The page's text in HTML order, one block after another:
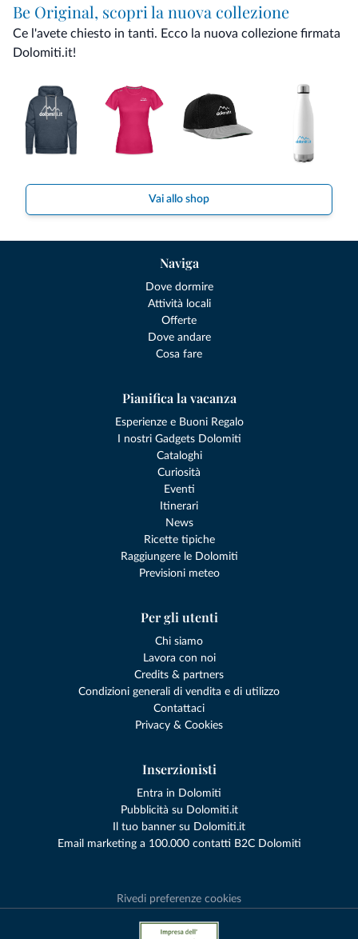
Be Original, scopri la nuova collezione
Ce l'avete chiesto in tanti. Ecco la nuova collezione firmata
Dolomiti.it!
Vai allo shop
Naviga
Dove dormire
Attività locali
Offerte
Dove andare
Cosa fare
Pianifica la vacanza
Esperienze e Buoni Regalo
I nostri Gadgets Dolomiti
Cataloghi
Curiosità
Eventi
Itinerari
News
Ricette tipiche
Raggiungere le Dolomiti
Previsioni meteo
Per gli utenti
Chi siamo
Lavora con noi
Credits & partners
Condizioni generali di vendita e di utilizzo
Contattaci
Privacy & Cookies
Inserzionisti
Entra in Dolomiti
Pubblicità su Dolomiti.it
Il tuo banner su Dolomiti.it
Email marketing a 100.000 contatti B2C Dolomiti
Rivedi preferenze cookies